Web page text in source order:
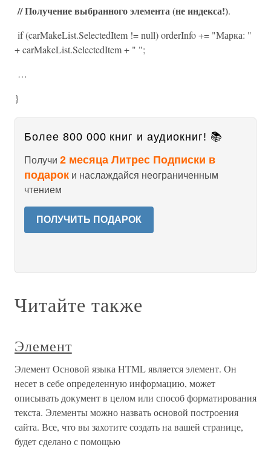
// Получение выбранного элемента (не индекса!).
if (carMakeList.SelectedItem != null) orderInfo += "Марка: "
+ carMakeList.SelectedItem + " ";
…
}
Более 800 000 книг и аудиокниг! 📚
Получи 2 месяца Литрес Подписки в
подарок и наслаждайся неограниченным
чтением
ПОЛУЧИТЬ ПОДАРОК
Читайте также
Элемент
Элемент Основой языка HTML является элемент. Он
несет в себе определенную информацию, может
описывать документ в целом или способ форматирования
текста. Элементы можно назвать основой построения
сайта. Все, что вы захотите создать на вашей странице,
будет сделано с помощью